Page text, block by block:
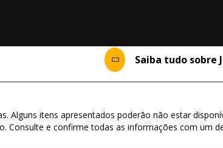
Saiba tudo sobre
Alguns itens apresentados poderão não estar
Consulte e confirme todas as informações com um